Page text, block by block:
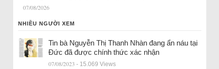
07/08/2026
NHIỀU NGƯỜI XEM
Tin bà Nguyễn Thị Thanh Nhàn đang ẩn náu tại
Đức đã được chính thức xác nhận
07/08/2023 - 15.069 Views